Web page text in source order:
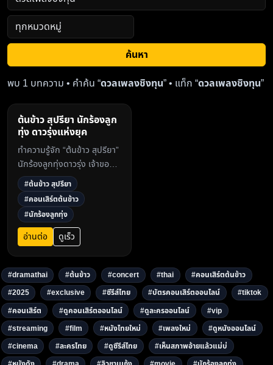
ค้นหา
พบ 1 บทความ • คำค้น “ดวลเพลงชิงทุน” • แท็ก “ดวลเพลงชิงทุน”
ต้นข้าว สุปรียา นักร้องลูก
ทุ่ง ดาวรุ่งแห่งยุค
ทำความรู้จัก “ต้นข้าว สุปรียา”
นักร้องลูกทุ่งดาวรุ่ง เจ้าของ
แชมป์ดวลเพลงชิงทุน 68
สมัย ติดตามคอนเสิร์ต
Exclusive ได้ที่
Dramathai.com3
#ต้นข้าว สุปรียา
#คอนเสิร์ตต้นข้าว
#นักร้องลูกทุ่ง
อ่านต่อ ดูเร็ว
#dramathai #ต้นข้าว #concert #thai
#คอนเสิร์ตต้นข้าว
#2025
#exclusive #ซีรีส์ไทย #บัตรคอนเสิร์ตออนไลน์
#tiktok
#คอนเสิร์ต
#ดูคอนเสิร์ตออนไลน์ #ดูละครออนไลน์
#vip
#streaming
#film #หนังไทยใหม่ #เพลงใหม่
#ดูหนังออนไลน์
#cinema
#ละครไทย #ดูซีรีส์ไทย
#เห็นสภาพอ้ายแล้วแม่บ่